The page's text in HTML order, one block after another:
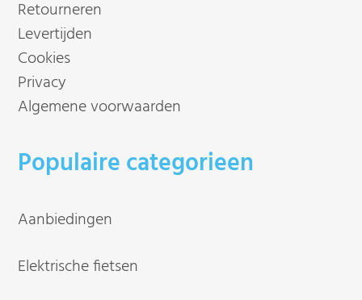
Retourneren
Levertijden
Cookies
Privacy
Algemene voorwaarden
Populaire categorieen
Aanbiedingen
Elektrische fietsen